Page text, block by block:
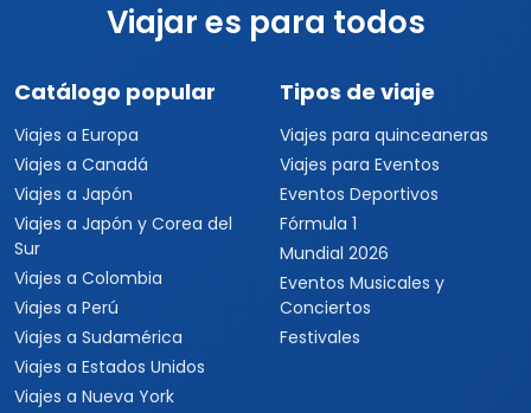
Viajar es para todos
Catálogo popular
Viajes a Europa
Viajes a Canadá
Viajes a Japón
Viajes a Japón y Corea del
Sur
Viajes a Colombia
Viajes a Perú
Viajes a Sudamérica
Viajes a Estados Unidos
Viajes a Nueva York
Tipos de viaje
Viajes para quinceaneras
Viajes para Eventos
Eventos Deportivos
Fórmula 1
Mundial 2026
Eventos Musicales y
Conciertos
Festivales